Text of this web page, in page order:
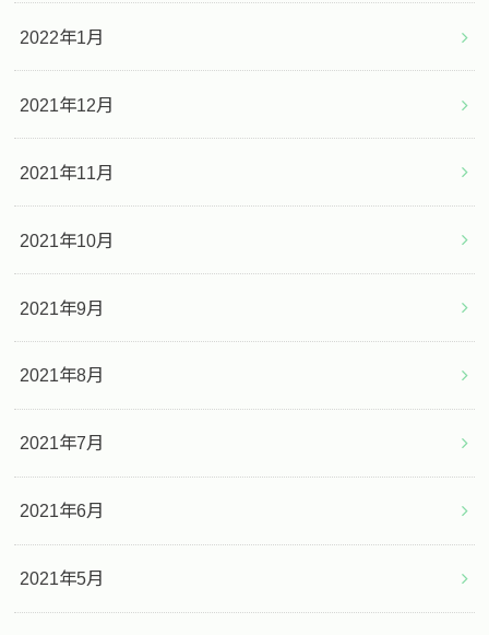
2022年1月
2021年12月
2021年11月
2021年10月
2021年9月
2021年8月
2021年7月
2021年6月
2021年5月